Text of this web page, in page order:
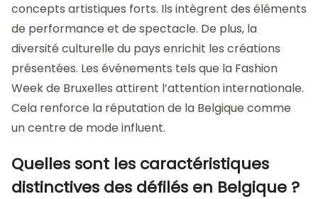
concepts artistiques forts. Ils intègrent des éléments
de performance et de spectacle. De plus, la
diversité culturelle du pays enrichit les créations
présentées. Les événements tels que la Fashion
Week de Bruxelles attirent l’attention internationale.
Cela renforce la réputation de la Belgique comme
un centre de mode influent.
Quelles sont les caractéristiques
distinctives des défilés en Belgique ?